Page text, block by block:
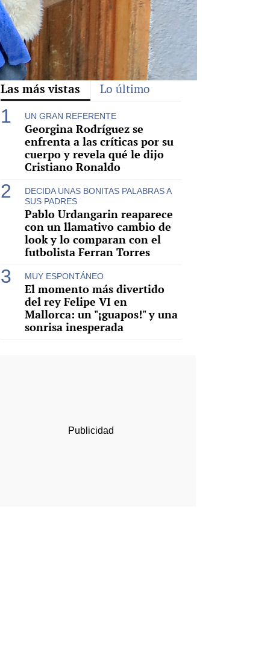
Las más vistas Lo último
UN GRAN REFERENTE
Georgina Rodríguez se
enfrenta a las críticas por su
cuerpo y revela qué le dijo
Cristiano Ronaldo
DECIDA UNAS BONITAS PALABRAS A
SUS PADRES
Pablo Urdangarin reaparece
con un llamativo cambio de
look y lo comparan con el
futbolista Ferran Torres
MUY ESPONTÁNEO
El momento más divertido
del rey Felipe VI en
Mallorca: un "¡guapos!" y una
sonrisa inesperada